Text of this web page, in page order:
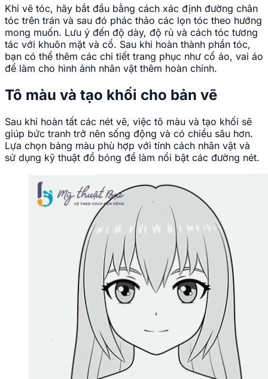
Khi vẽ tóc, hãy bắt đầu bằng cách xác định đường chân
tóc trên trán và sau đó phác thảo các lọn tóc theo hướng
mong muốn. Lưu ý đến độ dày, độ rủ và cách tóc tương
tác với khuôn mặt và cổ. Sau khi hoàn thành phần tóc,
bạn có thể thêm các chi tiết trang phục như cổ áo, vai áo
để làm cho hình ảnh nhân vật thêm hoàn chỉnh.
Tô màu và tạo khối cho bản vẽ
Sau khi hoàn tất các nét vẽ, việc tô màu và tạo khối sẽ
giúp bức tranh trở nên sống động và có chiều sâu hơn.
Lựa chọn bảng màu phù hợp với tính cách nhân vật và
sử dụng kỹ thuật đổ bóng để làm nổi bật các đường nét.